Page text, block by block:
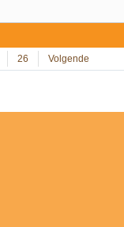
26 Volgende